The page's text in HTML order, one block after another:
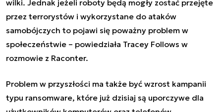
wilki. Jednak jeżeli roboty będą mogły zostać przejęte
przez terrorystów i wykorzystane do ataków
samobójczych to pojawi się poważny problem w
społeczeństwie – powiedziała Tracey Follows w
rozmowie z Raconter.
Problem w przyszłości ma także być wzrost kampanii
typu ransomware, które już dzisiaj są uporczywe dla